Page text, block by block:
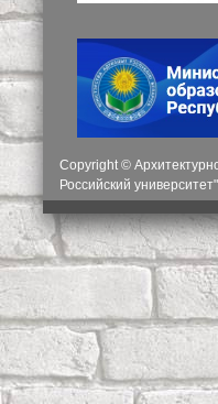
Copyright ©
Российский университет".